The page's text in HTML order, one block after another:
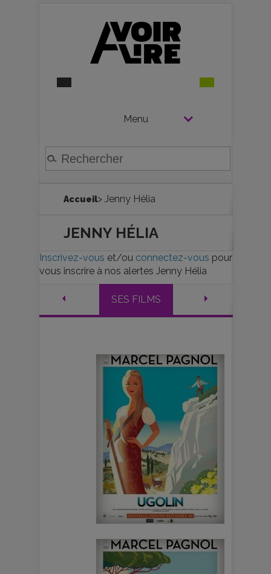
Menu
Accueil> Jenny Hélia
JENNY HÉLIA
Inscrivez-vous et/ou connectez-vous pour
vous inscrire à nos alertes Jenny Hélia
SES FILMS